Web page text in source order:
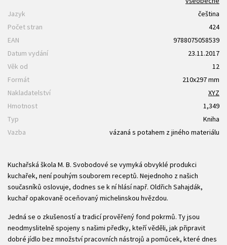
Jazyk
čeština
Počet stran
424
EAN
9788075058539
Datum vydání
23.11.2017
Věk od
12
Formát
210x297 mm
Nakladatelství
XYZ
Hmotnost
1,349
Typ
Kniha
Vazba
vázaná s potahem z jiného materiálu
Kuchařská škola M. B. Svobodové se vymyká obvyklé produkci
kuchařek, není pouhým souborem receptů. Nejednoho z našich
současníků oslovuje, dodnes se k ní hlásí např. Oldřich Sahajdák,
kuchař opakovaně oceňovaný michelinskou hvězdou.
Jedná se o zkušeností a tradicí prověřený fond pokrmů. Ty jsou
neodmyslitelně spojeny s našimi předky, kteří věděli, jak připravit
dobré jídlo bez množství pracovních nástrojů a pomůcek, které dnes